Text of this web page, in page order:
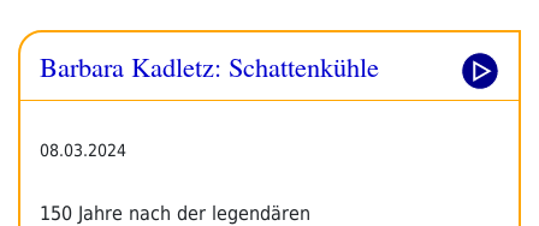
Barbara Kadletz: Schattenkühle
08.03.2024
150 Jahre nach der legendären